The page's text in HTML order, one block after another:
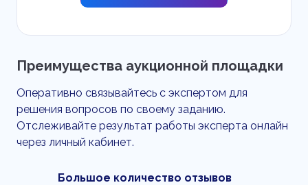
Преимущества аукционной площадки
Оперативно связывайтесь с экспертом для
решения вопросов по своему заданию.
Отслеживайте результат работы эксперта онлайн
через личный кабинет.
Большое количество отзывов